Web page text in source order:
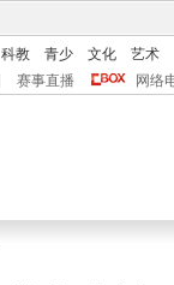
科教 青少 文化
艺术
赛事直播 网络